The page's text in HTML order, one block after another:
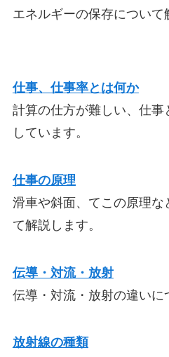
エネルギーの保存について
仕事、仕事率とは何か
計算の仕方が難しい、仕事
しています。
仕事の原理
滑車や斜面、てこの原理な
て解説します。
伝導・対流・放射
伝導・対流・放射の違いに
放射線の種類